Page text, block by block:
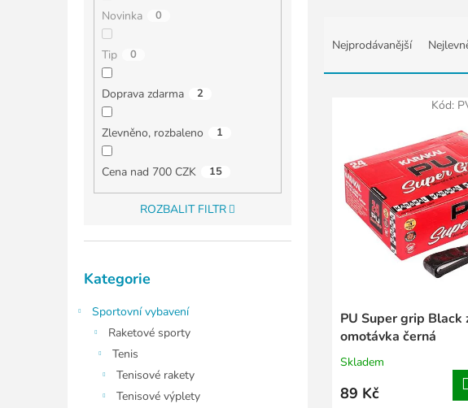
Novinka 0
Tip 0
Doprava zdarma 2
Zlevněno, rozbaleno 1
Cena nad 700 CZK 15
ROZBALIT FILTR
kategorie
Kategorie
Sportovní vybavení
Raketové sporty
Tenis
Tenisové rakety
Tenisové výplety
e
Nejprodávanější
PU Super grip Black
omotávka černá
Skladem
89 Kč
Kód: